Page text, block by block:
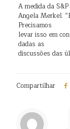
A medida da
Angela Merkel.
Precisamos
levar isso em
dadas as
discussões das
Compartilhar